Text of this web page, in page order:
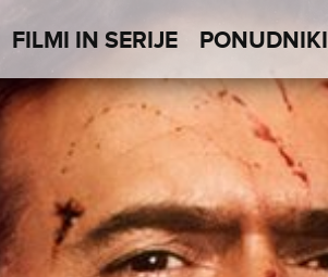
FILMI IN SERIJE PONUDNIKI